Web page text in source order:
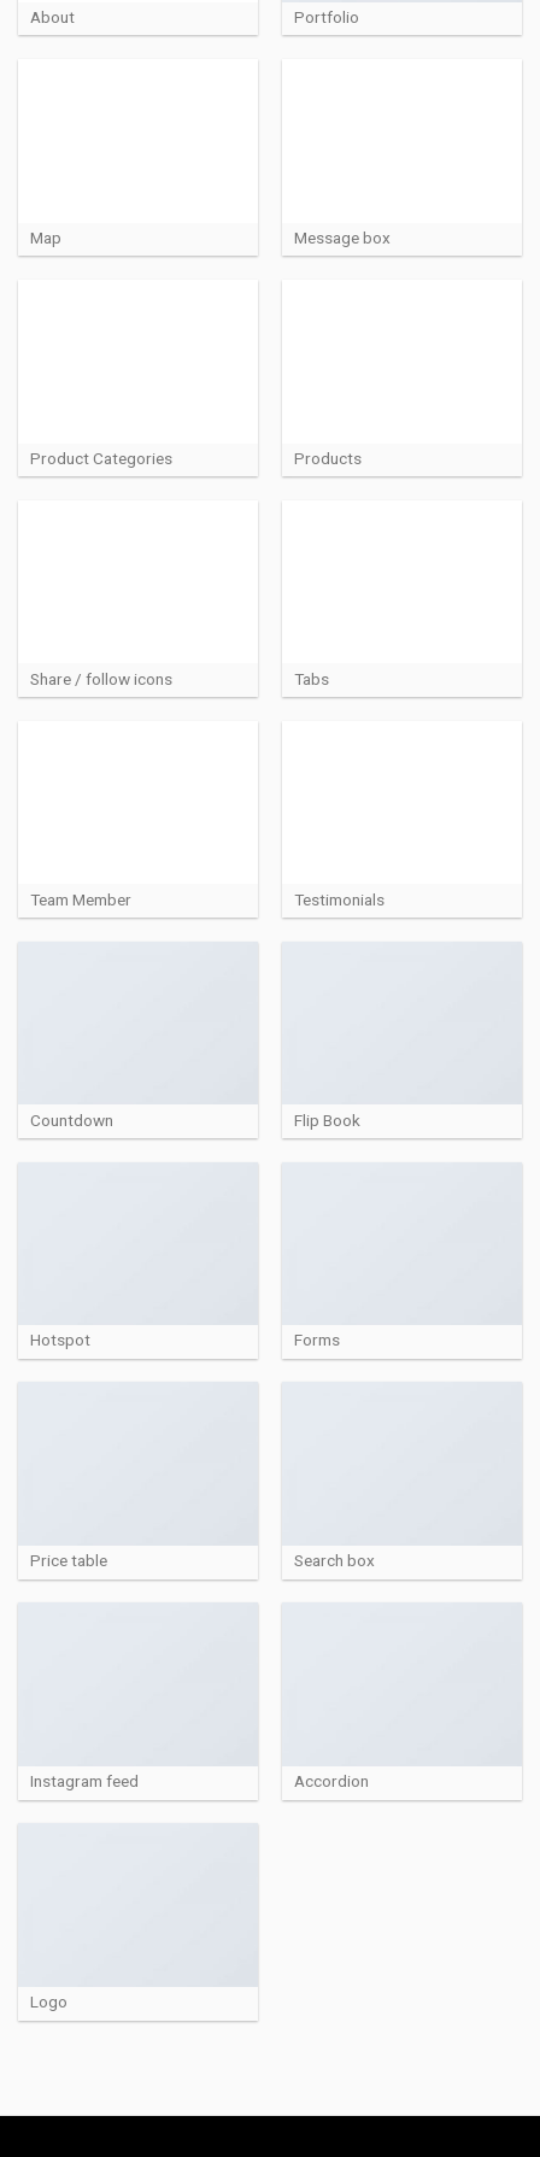
About Portfolio
Map Message box
Product Categories Products
Share / follow icons Tabs
Team Member Testimonials
Countdown Flip Book
Hotspot Forms
Price table Search box
Instagram feed Accordion
Logo